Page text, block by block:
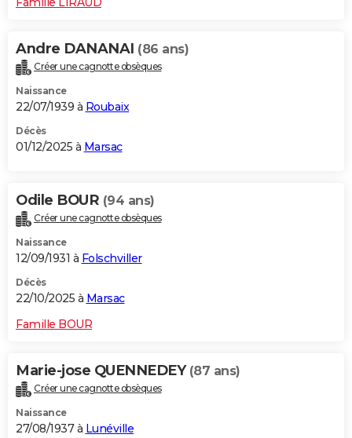
Andre DANANAI (86 ans)
Créer une cagnotte obsèques
Naissance
22/07/1939 à Roubaix
Décès
01/12/2025 à Marsac
Odile BOUR (94 ans)
Créer une cagnotte obsèques
Naissance
12/09/1931 à Folschviller
Décès
22/10/2025 à Marsac
Famille BOUR
Marie-jose QUENNEDEY (87 ans)
Créer une cagnotte obsèques
Naissance
27/08/1937 à Lunéville